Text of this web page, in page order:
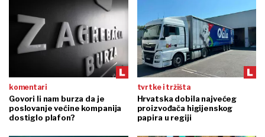
komentari
Govori li nam burza da je
poslovanje većine kompanija
dostiglo plafon?
tvrtke i tržišta
Hrvatska dobila najvećeg
proizvođača higijenskog
papira u regiji